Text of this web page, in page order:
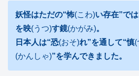
妖怪はただの“怖(こわ)い存在”で
を映(うつ)す鏡(かがみ)。
日本人は“恐(おそ)れ”を通して“慎(
(かんしゃ)”を学んできました。